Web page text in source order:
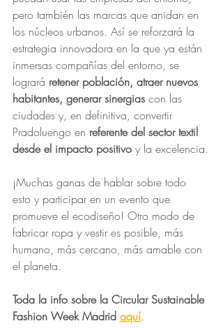
pero también las marcas que anidan en
los núcleos urbanos. Así se reforzará la
estrategia innovadora en la que ya están
inmersas compañías del entorno, se
logrará retener población, atraer nuevos
habitantes, generar sinergias con las
ciudades y, en definitiva, convertir
Pradoluengo en referente del sector textil
desde el impacto positivo y la excelencia.
¡Muchas ganas de hablar sobre todo
esto y participar en un evento que
promueve el ecodiseño! Otro modo de
fabricar ropa y vestir es posible, más
humano, más cercano, más amable con
el planeta.
Toda la info sobre la Circular Sustainable
Fashion Week Madrid aquí.